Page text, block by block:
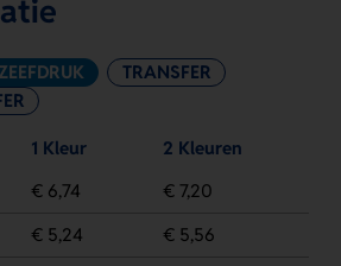
ZEEFDRUK
TRANSFER
1 Kleur
2 Kleuren
€ 6,74
€ 7,20
€ 5,24
€ 5,56